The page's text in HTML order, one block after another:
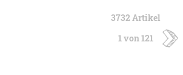
3732 Artikel
1 von 121